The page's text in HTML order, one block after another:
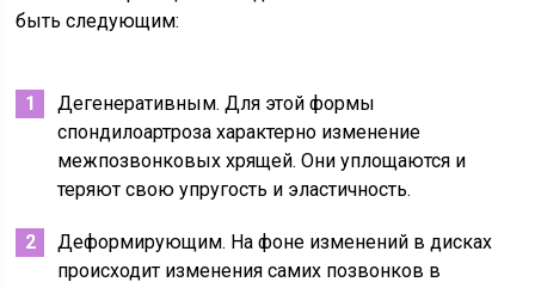
быть следующим:
Дегенеративным. Для этой формы
спондилоартроза характерно изменение
межпозвонковых хрящей. Они уплощаются и
теряют свою упругость и эластичность.
Деформирующим. На фоне изменений в дисках
происходит изменения самих позвонков в